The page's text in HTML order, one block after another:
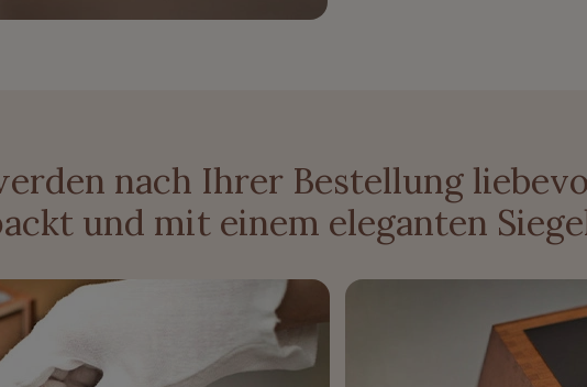
nach Ihrer Bestellung
und mit einem eleganten